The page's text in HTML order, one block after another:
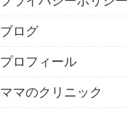
ブログ
プロフィール
ママのクリニック